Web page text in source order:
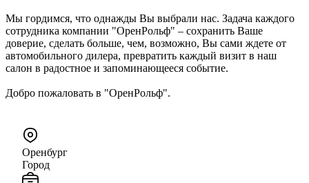
Мы гордимся, что однажды Вы выбрали нас. Задача каждого
сотрудника компании "ОренРольф" – сохранить Ваше
доверие, сделать больше, чем, возможно, Вы сами ждете от
автомобильного дилера, превратить каждый визит в наш
салон в радостное и запоминающееся событие.
Добро пожаловать в "ОренРольф".
Оренбург
Город